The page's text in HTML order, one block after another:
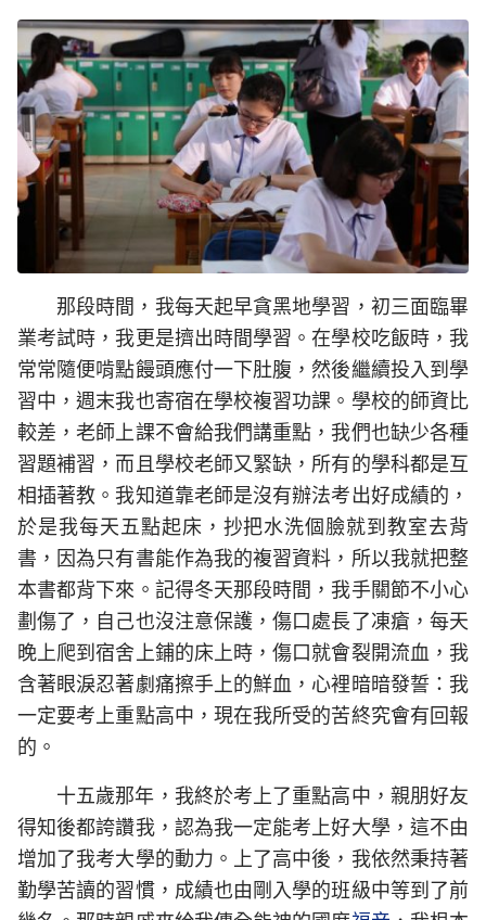
那段時間，我每天起早貪黑地學習，初三面臨畢
業考試時，我更是擠出時間學習。在學校吃飯時，我
常常隨便啃點饅頭應付一下肚腹，然後繼續投入到學
習中，週末我也寄宿在學校複習功課。學校的師資比
較差，老師上課不會給我們講重點，我們也缺少各種
習題補習，而且學校老師又緊缺，所有的學科都是互
相插著教。我知道靠老師是沒有辦法考出好成績的，
於是我每天五點起床，抄把水洗個臉就到教室去背
書，因為只有書能作為我的複習資料，所以我就把整
本書都背下來。記得冬天那段時間，我手關節不小心
劃傷了，自己也沒注意保護，傷口處長了凍瘡，每天
晚上爬到宿舍上鋪的床上時，傷口就會裂開流血，我
含著眼淚忍著劇痛擦手上的鮮血，心裡暗暗發誓：我
一定要考上重點高中，現在我所受的苦終究會有回報
的。
十五歲那年，我終於考上了重點高中，親朋好友
得知後都誇讚我，認為我一定能考上好大學，這不由
增加了我考大學的動力。上了高中後，我依然秉持著
勤學苦讀的習慣，成績也由剛入學的班級中等到了前